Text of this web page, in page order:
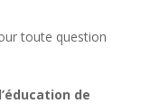
toute question
de